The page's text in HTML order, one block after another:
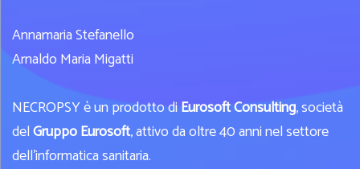
Annamaria Stefanello
Arnaldo Maria Migatti
NECROPSY è un prodotto diEurosoft Consulting, società
delGruppo Eurosoft, attivo da oltre 40 anni nel settore
dell'informatica sanitaria.